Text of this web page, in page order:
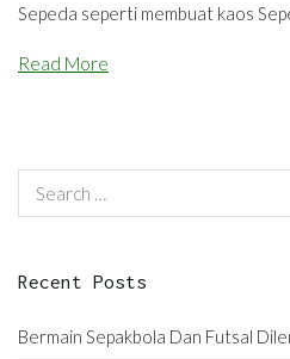
Sepeda seperti membuat kaos
Read More
Search
for:
Recent Posts
Bermain Sepakbola Dan Futsal